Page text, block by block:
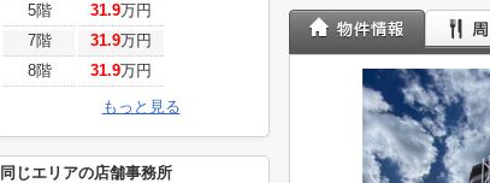
5階
31.9万円
7階
31.9万円
8階
31.9万円
もっと見る
同じエリアの店舗事務所